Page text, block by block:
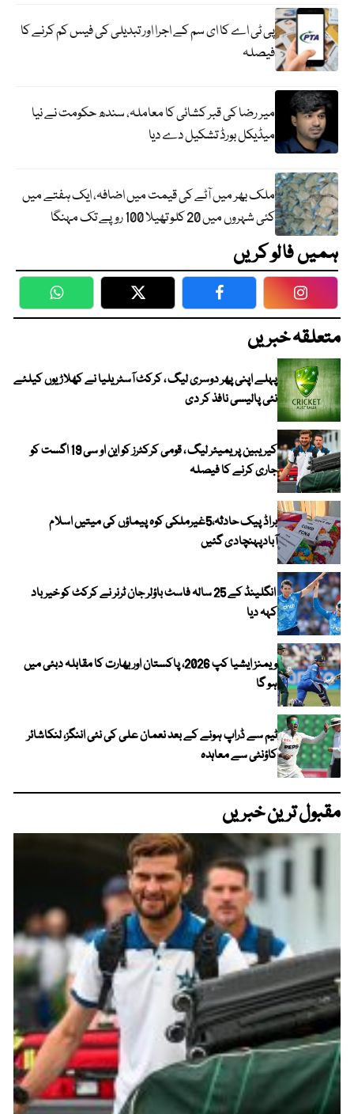
پی ٹی اے کا ای سم کے اجرا اور تبدیلی کی فیس کم کرنے کا
فیصلہ
میر رضا کی قبر کشائی کا معاملہ، سندھ حکومت نے نیا
میڈیکل بورڈ تشکیل دے دیا
ملک بھر میں آٹے کی قیمت میں اضافہ، ایک ہفتے میں
کئی شہروں میں 20 کلو تھیلا 100 روپے تک مہنگا
ہمیں فالو کریں
WhatsApp Twitter Facebook
متعلقہ خبریں
پہلے اپنی پھر دوسری لیگ ، کرکٹ آسٹریلیا نے کھلاڑیوں کیلئے
نئی پالیسی نافذ کر دی
کیریبین پریمیئر لیگ ، قومی کرکٹرز کو این او سی 19 اگست کو
جاری کرنے کا فیصلہ
براڈ پیک حادثہ،5غیرملکی کوہ پیماؤں کی میتیں اسلام
آبادپہنچادی گئیں
انگلینڈ کے 25 سالہ فاسٹ باؤلر جان ٹرنر نے کرکٹ کو خیر باد
کہہ دیا
ویمنز ایشیا کپ 2026، پاکستان اور بھارت کا مقابلہ دبئی میں
ہو گا
ٹیم سے ڈراپ ہونے کے بعد نعمان علی کی نئی اننگز، لنکاشائر
کاؤنٹی سے معاہدہ
مقبول ترین خبریں